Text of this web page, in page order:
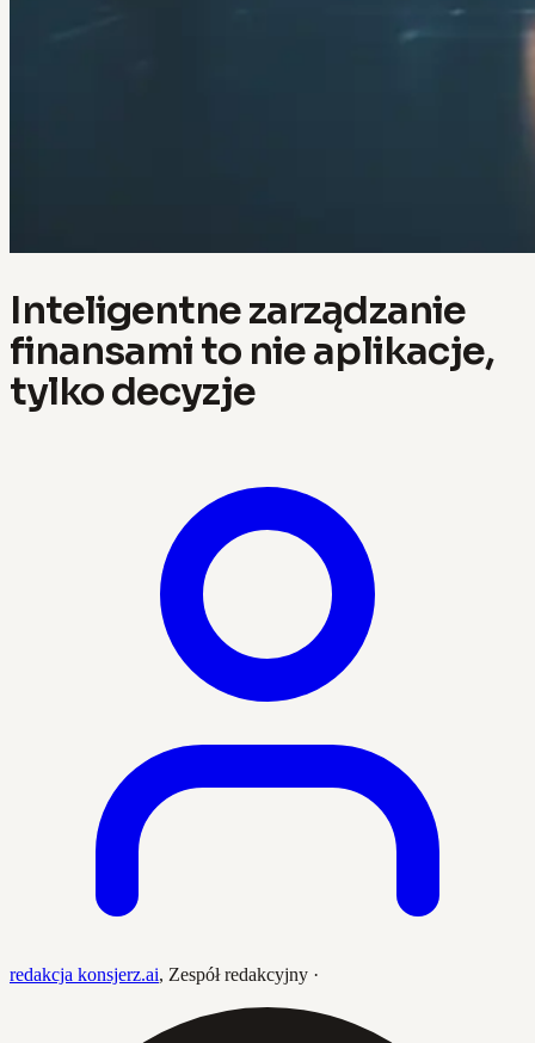
Inteligentne zarządzanie
finansami to nie aplikacje,
tylko decyzje
redakcja konsjerz.ai, Zespół redakcyjny ·